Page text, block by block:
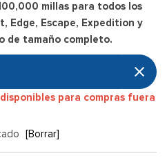
millas para todos los
Edge, Escape, Expedition y
de tamaño completo.
para compras fuera
[Borrar]